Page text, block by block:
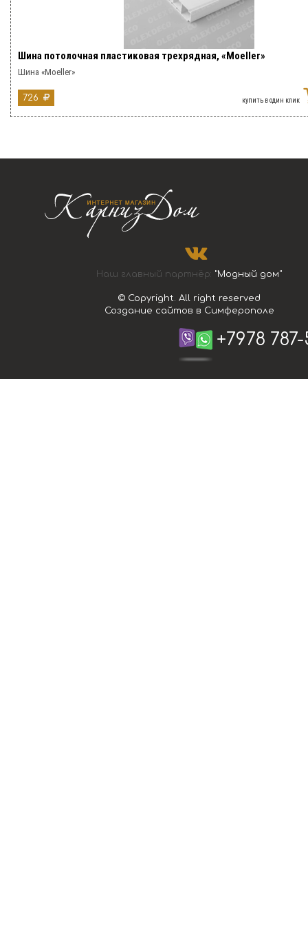
Шина потолочная пластиковая трехрядная, «Moeller»
Шина «Moeller»
726 купить в один клик
Наш главный партнёр: "Модный дом"
© Copyright. All right reserved
Создание сайтов в Симферополе
+7978